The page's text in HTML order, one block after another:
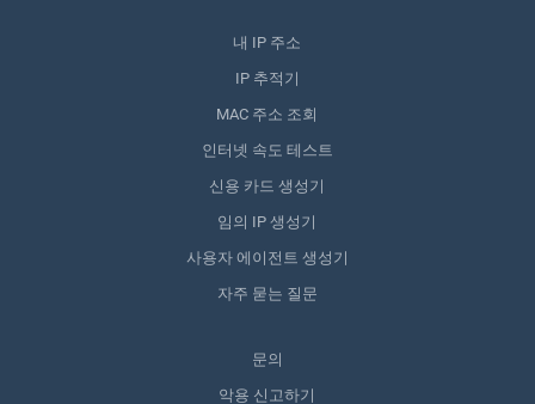
내 IP 주소
IP 추적기
MAC 주소 조회
인터넷 속도 테스트
신용 카드 생성기
임의 IP 생성기
사용자 에이전트 생성기
자주 묻는 질문
문의
악용 신고하기